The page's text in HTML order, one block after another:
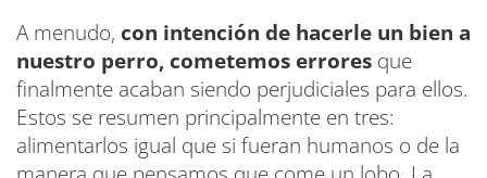
A menudo, con intención de hacerle un bien a
nuestro perro, cometemos errores que
finalmente acaban siendo perjudiciales para ellos.
Estos se resumen principalmente en tres:
alimentarlos igual que si fueran humanos o de la